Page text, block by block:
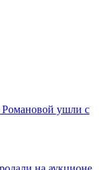
ушли с